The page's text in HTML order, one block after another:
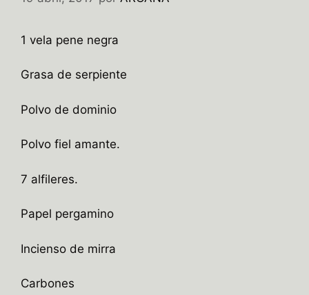
1 vela pene negra
Grasa de serpiente
Polvo de dominio
Polvo fiel amante.
7 alfileres.
Papel pergamino
Incienso de mirra
Carbones